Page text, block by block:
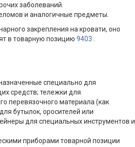
заболеваний.
и аналогичные предметы.
закрепления на кровати, оно
в товарную позицию 9403
специально для
средств; тележки для
перевязочного материала (как
бутылок, оросителей или
для специальных инструментов и
приборами товарной позиции